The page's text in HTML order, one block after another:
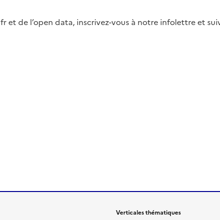
et de l’open data, inscrivez-vous à notre infolettre et
Verticales thématiques